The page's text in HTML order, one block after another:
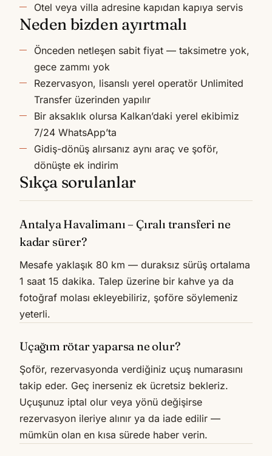
Otel veya villa adresine kapıdan kapıya servis
Neden bizden ayırtmalı
Önceden netleşen sabit fiyat — taksimetre yok,
gece zammı yok
Rezervasyon, lisanslı yerel operatör Unlimited
Transfer üzerinden yapılır
Bir aksaklık olursa Kalkan’daki yerel ekibimiz
7/24 WhatsApp’ta
Gidiş-dönüş alırsanız aynı araç ve şoför,
dönüşte ek indirim
Sıkça sorulanlar
Antalya Havalimanı – Çıralı transferi ne
kadar sürer?
Mesafe yaklaşık 80 km — duraksız sürüş ortalama
1 saat 15 dakika. Talep üzerine bir kahve ya da
fotoğraf molası ekleyebiliriz, şoföre söylemeniz
yeterli.
Uçağım rötar yaparsa ne olur?
Şoför, rezervasyonda verdiğiniz uçuş numarasını
takip eder. Geç inerseniz ek ücretsiz bekleriz.
Uçuşunuz iptal olur veya yönü değişirse
rezervasyon ileriye alınır ya da iade edilir —
mümkün olan en kısa sürede haber verin.